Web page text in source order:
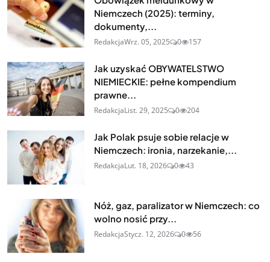
Niemczech (2025): terminy,
dokumenty,...
RedakcjaWrz. 05, 2025 0 157
Jak uzyskać OBYWATELSTWO
NIEMIECKIE: pełne kompendium
prawne...
RedakcjaList. 29, 2025 0 204
Jak Polak psuje sobie relacje w
Niemczech: ironia, narzekanie,...
RedakcjaLut. 18, 2026 0 43
Nóż, gaz, paralizator w Niemczech: co
wolno nosić przy...
RedakcjaStycz. 12, 2026 0 56